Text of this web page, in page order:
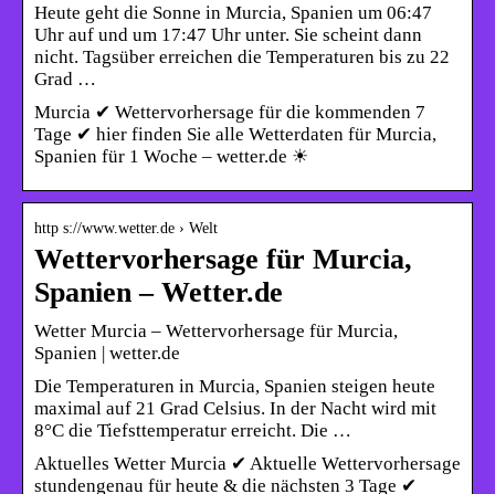
Heute geht die Sonne in Murcia, Spanien um 06:47
Uhr auf und um 17:47 Uhr unter. Sie scheint dann
nicht. Tagsüber erreichen die Temperaturen bis zu 22
Grad …
Murcia ✔ Wettervorhersage für die kommenden 7
Tage ✔ hier finden Sie alle Wetterdaten für Murcia,
Spanien für 1 Woche – wetter.de ☀
http s://www.wetter.de › Welt
Wettervorhersage für Murcia,
Spanien – Wetter.de
Wetter Murcia – Wettervorhersage für Murcia,
Spanien | wetter.de
Die Temperaturen in Murcia, Spanien steigen heute
maximal auf 21 Grad Celsius. In der Nacht wird mit
8°C die Tiefsttemperatur erreicht. Die …
Aktuelles Wetter Murcia ✔ Aktuelle Wettervorhersage
stundengenau für heute & die nächsten 3 Tage ✔